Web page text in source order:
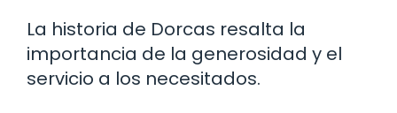
La historia de Dorcas resalta la
importancia de la generosidad y el
servicio a los necesitados.